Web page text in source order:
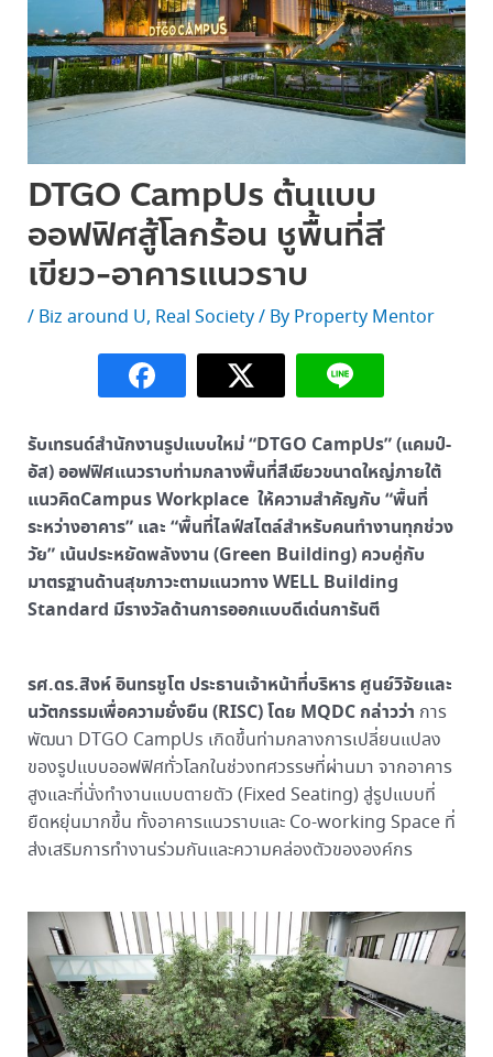
DTGO CampUs ต้นแบบ
ออฟฟิศสู้โลกร้อน ชูพื้นที่สี
เขียว-อาคารแนวราบ
/ Biz around U, Real Society/ By Property Mentor
รับเทรนด์สำนักงานรูปแบบใหม่ “DTGO CampUs” (แคมป์-
อัส) ออฟฟิศแนวราบท่ามกลางพื้นที่สีเขียวขนาดใหญ่ภายใต้
แนวคิดCampus Workplace ให้ความสำคัญกับ “พื้นที่
ระหว่างอาคาร” และ “พื้นที่ไลฟ์สไตล์สำหรับคนทำงานทุกช่วง
วัย” เน้นประหยัดพลังงาน (Green Building) ควบคู่กับ
มาตรฐานด้านสุขภาวะตามแนวทาง WELL Building
Standard มีรางวัลด้านการออกแบบดีเด่นการันตี
รศ.ดร.สิงห์ อินทรชูโต ประธานเจ้าหน้าที่บริหาร ศูนย์วิจัยและ
นวัตกรรมเพื่อความยั่งยืน (RISC) โดย MQDC กล่าวว่า การ
พัฒนา DTGO CampUs เกิดขึ้นท่ามกลางการเปลี่ยนแปลง
ของรูปแบบออฟฟิศทั่วโลกในช่วงทศวรรษที่ผ่านมา จากอาคาร
สูงและที่นั่งทำงานแบบตายตัว (Fixed Seating) สู่รูปแบบที่
ยืดหยุ่นมากขึ้น ทั้งอาคารแนวราบและ Co-working Space ที่
ส่งเสริมการทำงานร่วมกันและความคล่องตัวขององค์กร